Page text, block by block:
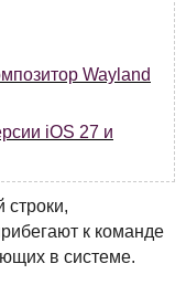
Wayland
iOS 27 и
строки,
к команде
в системе.